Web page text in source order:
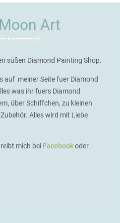
Art
süßen Diamond Painting Shop.
auf meiner Seite fuer Diamond
was ihr fuers Diamond
über Schiffchen, zu kleinen
Alles wird mit Liebe
mich bei Facebookoder